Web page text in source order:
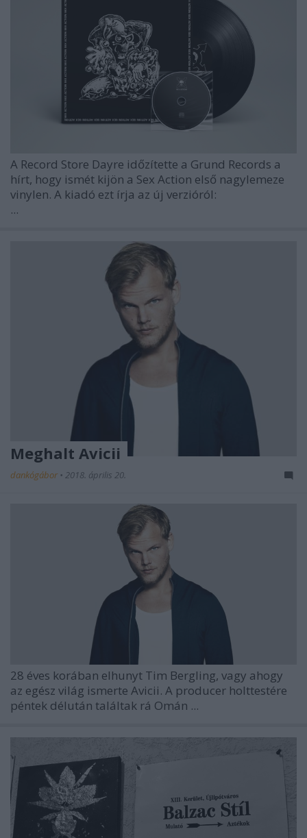
A Record Store Dayre időzítette a Grund Records a
hírt, hogy ismét kijön a Sex Action első nagylemeze
vinylen. A kiadó ezt írja az új verzióról:
...
Meghalt Avicii
dankógábor • 2018. április 20.
28 éves korában elhunyt Tim Bergling, vagy ahogy
az egész világ ismerte Avicii. A producer holttestére
péntek délután találtak rá Omán ...